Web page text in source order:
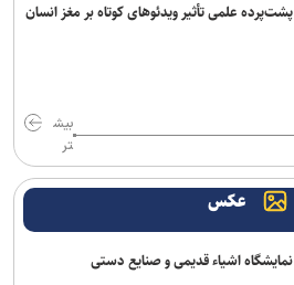
پشت‌پرده علمی تأثیر ویدئو‌های کوتاه بر مغز انسان
بیش
تر
عکس
نمایشگاه اشیاء قدیمی و صنایع دستی